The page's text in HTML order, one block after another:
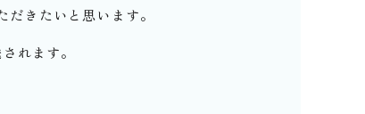
きたいと思います。
れます。